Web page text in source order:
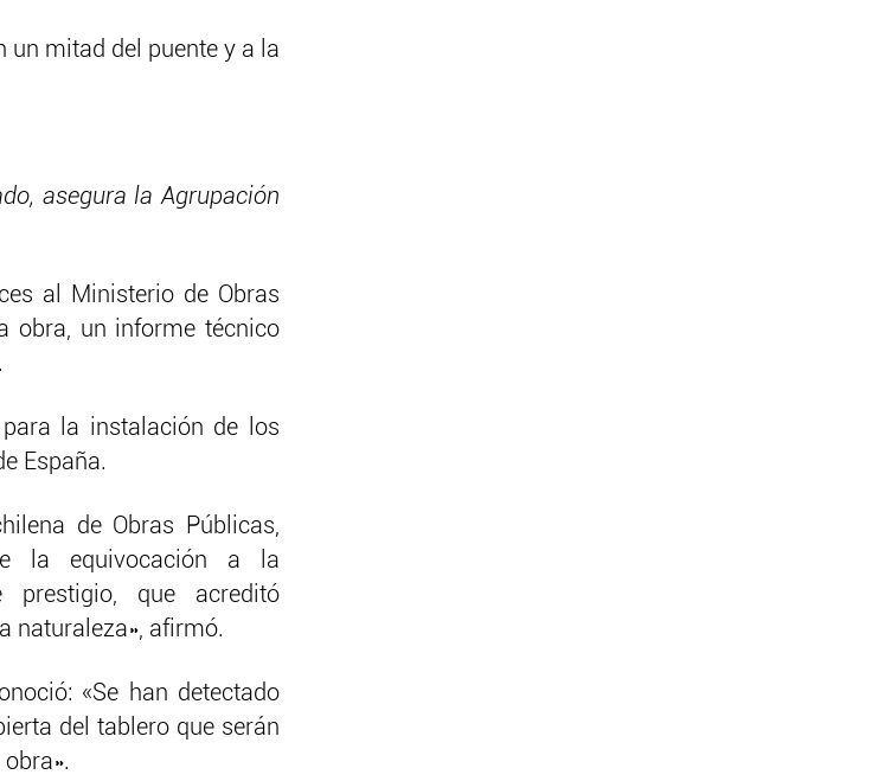
un mitad del puente y a la
asegura la Agrupación
al Ministerio de Obras
obra, un informe técnico
la instalación de los
España.
de Obras Públicas,
la equivocación a la
prestigio, que acreditó
naturaleza», afirmó.
«Se han detectado
del tablero que serán